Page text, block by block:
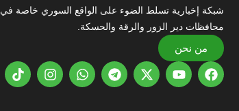
شبكة إخبارية تسلط الضوء على الواقع السوري خاصة في
محافظات دير الزور والرقة والحسكة.
من نحن